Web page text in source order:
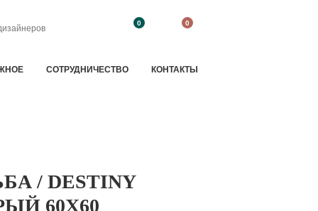
0 0
CОТРУДНИЧЕСТВО КОНТАКТЫ
/ DESTINY
60X60